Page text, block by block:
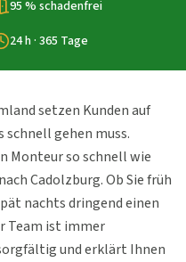
95 % schadenfrei
24 h · 365 Tage
setzen Kunden auf
schnell gehen muss.
Monteur so schnell wie
Cadolzburg. Ob Sie früh
nachts dringend einen
Team ist immer
und erklärt Ihnen